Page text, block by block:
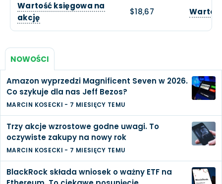
Wartość księgowa na
akcję
$18,67
NOWOŚCI
Amazon wyprzedzi Magnificent Seven w 2026.
Co szykuje dla nas Jeff Bezos?
MARCIN KOSECKI - 7 MIESIĘCY TEMU
Trzy akcje wzrostowe godne uwagi. To
oczywiste zakupy na nowy rok
MARCIN KOSECKI - 7 MIESIĘCY TEMU
BlackRock składa wniosek o ważny ETF na